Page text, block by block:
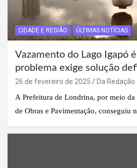
CIDADE E REGIÃO ÚLTIMAS NOTÍCIAS
Vazamento do Lago Igapó
problema exige solução
26 de fevereiro de 2025
Da Redação
A Prefeitura de Londrina, por meio
de Obras e Pavimentação, conseguiu